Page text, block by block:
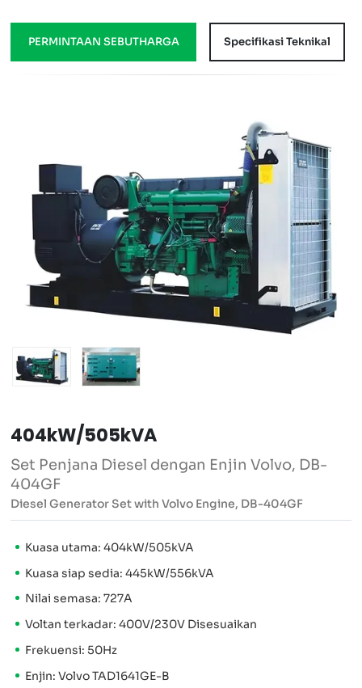
PERMINTAAN SEBUTHARGA Specifikasi Teknikal
404kW/505kVA
Set Penjana Diesel dengan Enjin Volvo, DB-
404GF
Diesel Generator Set with Volvo Engine, DB-404GF
Kuasa utama: 404kW/505kVA
Kuasa siap sedia: 445kW/556kVA
Nilai semasa: 727A
Voltan terkadar: 400V/230V Disesuaikan
Frekuensi: 50Hz
Enjin: Volvo TAD1641GE-B